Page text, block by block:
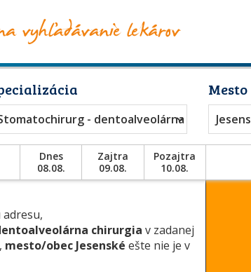
- dentoalveolárna chirurgia
Mesto
Dnes
08.08.
Zajtra
09.08.
Pozajtra
10.08.
adresu,
chirurgia v zadanej
, mesto/obec Jesenské ešte nie je v